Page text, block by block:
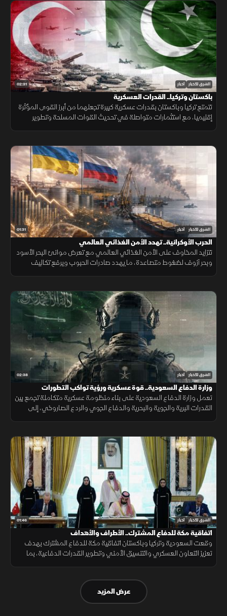
02:31 الشرق للأخبار أخبار
باكستان وتركيا.. القدرات العسكرية
تتمتع تركيا وباكستان بقدرات عسكرية كبيرة تجعلهما من أبرز القوى المؤثرة
إقليميا، مع استثمارات متواصلة في تحديث القوات المسلحة وتطوير
01:31 الشرق للأخبار أخبار
الحرب الأوكرانية.. تهدد الأمن الغذائي العالمي
تتزايد المخاوف على الأمن الغذائي العالمي مع تعرض موانئ البحر الأسود
وبحر آزوف لضغوط متصاعدة، ما يهدد صادرات الحبوب ويرفع تكاليف
02:38 الشرق للأخبار أخبار
وزارة الدفاع السعودية.. قوة عسكرية ورؤية تواكب التطورات
تعمل وزارة الدفاع السعودية على بناء منظومة عسكرية متكاملة تجمع بين
القدرات البرية والجوية والبحرية والدفاع الجوي والردع الصاروخي، إلى
01:46 الشرق للأخبار أخبار
اتفاقية مكة للدفاع المشترك.. الأطراف والأهداف
وقعت السعودية وتركيا وباكستان اتفاقية مكة للدفاع المشترك بهدف
تعزيز التعاون العسكري والتنسيق الأمني وتطوير القدرات الدفاعية، بما
عرض المزيد